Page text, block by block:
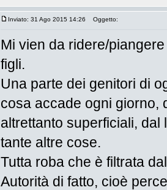
Inviato: 31 Ago 2015 14:26 Oggetto:
Mi vien da ridere/
figli.
Una parte dei genitori di
cosa accade ogni giorno,
altrettanto superficiali,
tante altre cose.
Tutta roba che è filtrata
Autorità di fatto, cioè